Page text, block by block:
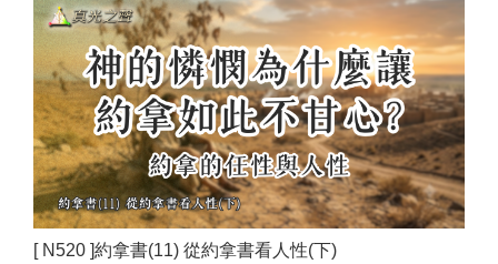
[ N520 ]約拿書(11) 從約拿書看人性(下)